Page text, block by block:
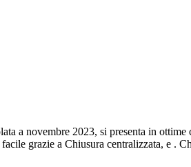
a novembre 2023, si presenta in
grazie a Chiusura centralizzata, e .